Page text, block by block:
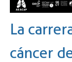
La
cáncer